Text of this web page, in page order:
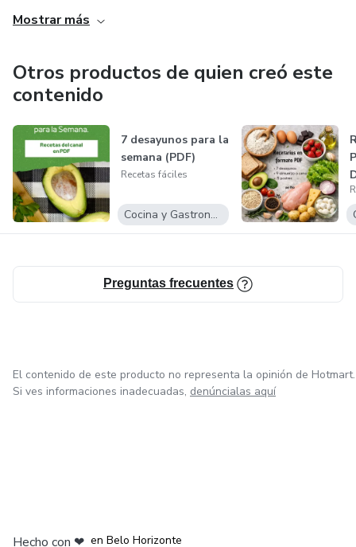
Mostrar más
Otros productos de quien creó este
contenido
7 desayunos para la
semana (PDF)
Recetas fáciles
Cocina y Gastronomía
Preguntas frecuentes
El contenido de este producto no representa la opinión de Hotmart.
Si ves informaciones inadecuadas, denúncialas aquí
Hecho con ❤ en Belo Horizonte